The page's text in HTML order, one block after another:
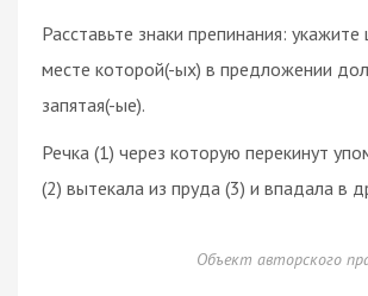
Расставьте знаки препинания:
месте которой(-ых) в предложении
запятая(-ые).
Речка (1) через которую перекинут
(2) вытекала из пруда (3) и впадала в
Объект авторского